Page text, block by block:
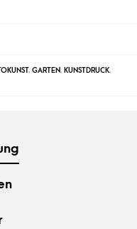
, GARTEN, KUNSTDRUCK,